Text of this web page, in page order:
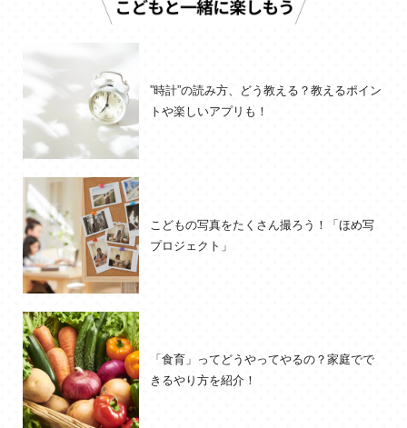
”時計”の読み方、どう教える？教えるポイン
トや楽しいアプリも！
こどもの写真をたくさん撮ろう！「ほめ写
プロジェクト」
「食育」ってどうやってやるの？家庭でで
きるやり方を紹介！